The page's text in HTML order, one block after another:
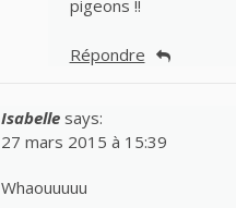
pigeons !!
Répondre
Isabelle says:
27 mars 2015 à 15:39
Whaouuuuu